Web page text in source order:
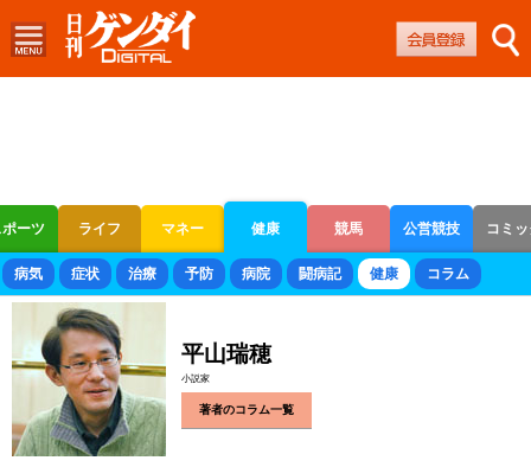
ーツ ライフ マネー 健康 競馬 公営競技 コミ
ボートレース 競輪 オートレース
病気 症状 治療 予防 病院 闘病記 健康 コラム
平山瑞穂
小説家
著者のコラム一覧